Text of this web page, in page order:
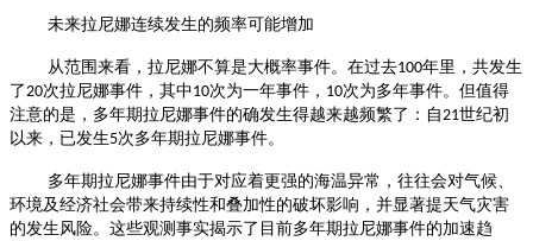
未来拉尼娜连续发生的频率可能增加
从范围来看，拉尼娜不算是大概率事件。在过去100年里，共发生
了20次拉尼娜事件，其中10次为一年事件， 10次为多年事件。 但值得
注意的是，多年期拉尼娜事件的确发生得越来越频繁了： 自21世纪初
以来，已发生5次多年期拉尼娜事件。
多年期拉尼娜事件由于对应着更强的海温异常，往往会对气候、
环境及经济社会带来持续性和叠加性的破坏影响，并显著提天气灾害
的发生风险。这些观测事实揭示了目前多年期拉尼娜事件的加速趋